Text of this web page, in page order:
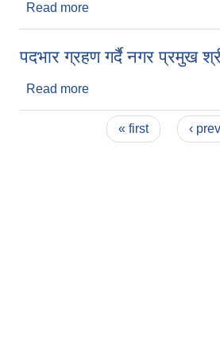
Read more
पदभार ग्रहण गर्दै नगर प्रमुख
Read more
« first ‹